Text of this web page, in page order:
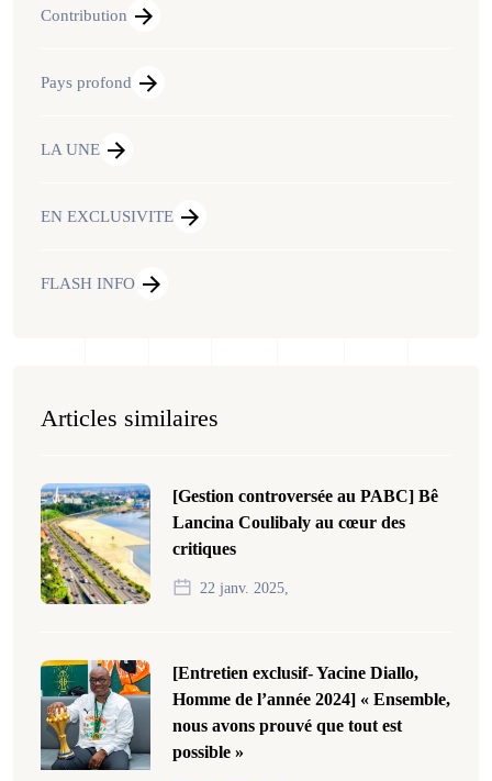
Contribution
Pays profond
LA UNE
EN EXCLUSIVITE
FLASH INFO
Articles similaires
[Gestion controversée au PABC] Bê
Lancina Coulibaly au cœur des
critiques
22 janv. 2025,
[Entretien exclusif- Yacine Diallo,
Homme de l’année 2024] « Ensemble,
nous avons prouvé que tout est
possible »